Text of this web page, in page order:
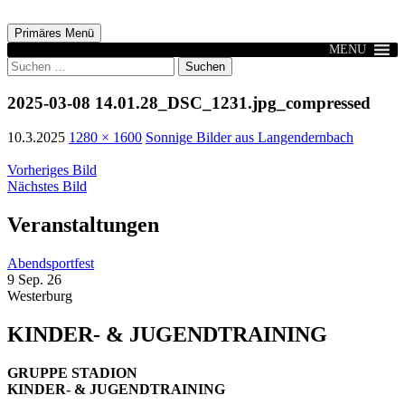
Inhalt
springen
Suchen
Primäres Menü
MENU
Suchen
nach:
2025-03-08 14.01.28_DSC_1231.jpg_compressed
10.3.2025 1280 × 1600 Sonnige Bilder aus Langendernbach
Vorheriges Bild
Nächstes Bild
Veranstaltungen
Abendsportfest
9 Sep. 26
Westerburg
KINDER- & JUGENDTRAINING
GRUPPE STADION
KINDER- & JUGENDTRAINING